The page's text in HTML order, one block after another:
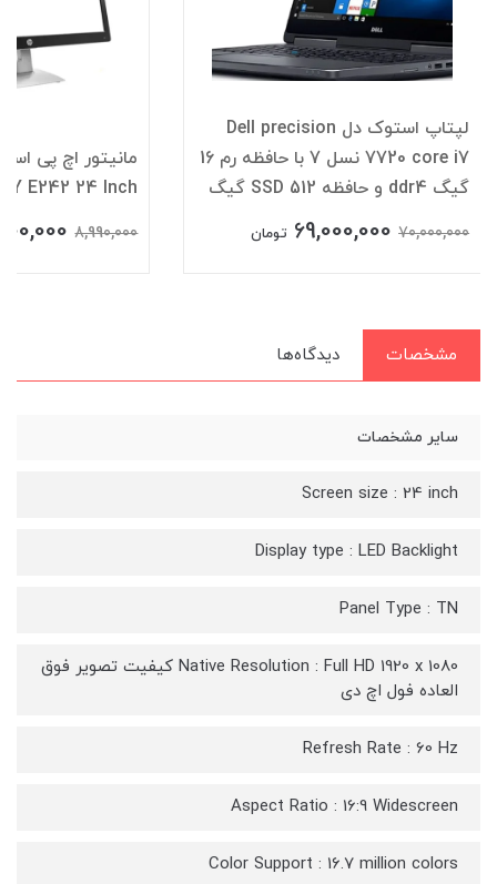
لپتاپ استوک دل Dell precision
7720 core i7 نسل 7 با حافظه رم 16
گیگ ddr4 و حافظه SSD 512 گیگ
70,000,000
69,000,000 تومان
E242 24 Inch
8,990,000
مشخصات دیدگاه‌ها
سایر مشخصات
Screen size : 24 inch
Display type : LED Backlight
Panel Type : TN
Native Resolution : Full HD 1920 x 1080 کیفیت تصویر فوق
العاده فول اچ دی
Refresh Rate : 60 Hz
Aspect Ratio : 16:9 Widescreen
Color Support : 16.7 million colors